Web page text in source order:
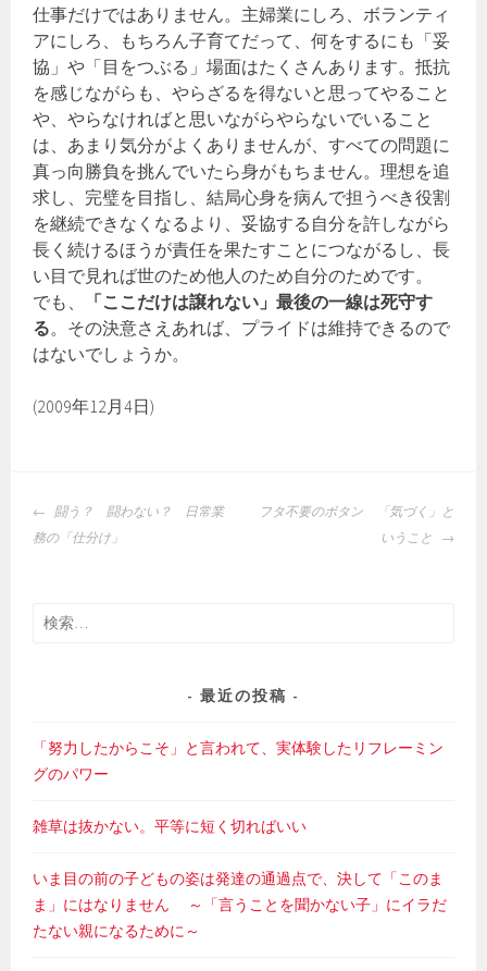
仕事だけではありません。主婦業にしろ、ボランティ
アにしろ、もちろん子育てだって、何をするにも「妥
協」や「目をつぶる」場面はたくさんあります。抵抗
を感じながらも、やらざるを得ないと思ってやること
や、やらなければと思いながらやらないでいること
は、あまり気分がよくありませんが、すべての問題に
真っ向勝負を挑んでいたら身がもちません。理想を追
求し、完璧を目指し、結局心身を病んで担うべき役割
を継続できなくなるより、妥協する自分を許しながら
長く続けるほうが責任を果たすことにつながるし、長
い目で見れば世のため他人のため自分のためです。
でも、
「ここだけは譲れない」最後の一線は死守す
る。その決意さえあれば、プライドは維持できるので
はないでしょうか。
(2009年12月4日)
投
稿
ゲ
ー
闘う？ 闘わない？ 日常業
務の「仕分け」
フタ不要のボタン 「気づく」と
いうこと
検
最近の投稿
「努力したからこそ」と言われて、実体験したリフレーミン
グのパワー
雑草は抜かない。平等に短く切ればいい
いま目の前の子どもの姿は発達の通過点で、決して「このま
ま」にはなりません ～「言うことを聞かない子」にイラだ
たない親になるために～